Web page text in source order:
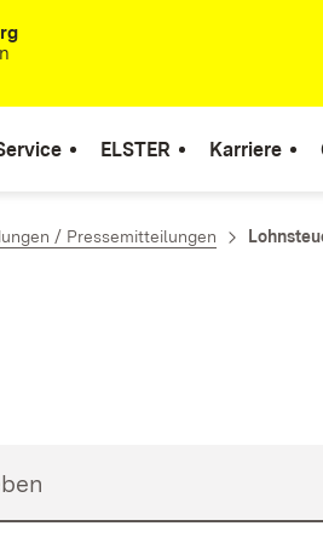
ELSTER Karriere
/ Pressemitteilungen